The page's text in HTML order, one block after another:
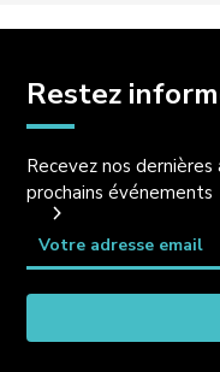
Restez
Recevez nos
prochains événements